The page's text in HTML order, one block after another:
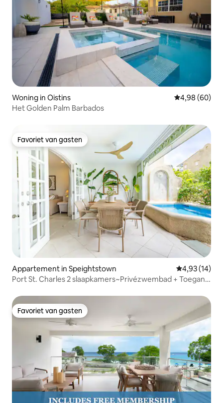
Woning in Oistins Gemiddelde
4,98 (60)
Het Golden Palm Barbados
Favoriet van gasten
Favoriet van gasten
Appartement in Speightstown Gemiddelde
4,93 (14)
Port St. Charles 2 slaapkamers~Privézwembad + Toegang
Favoriet van gasten
Favoriet van gasten